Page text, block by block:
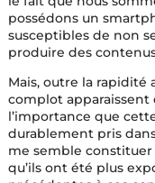
possédons un
susceptibles de non
produire des
Mais, outre la rapidité
complot apparaissent
l’importance que
durablement pris
me semble
qu’ils ont été plus